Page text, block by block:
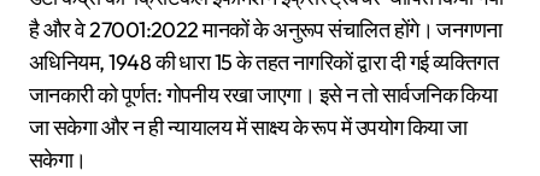
है और वे 27001:2022 मानकों के अनुरूप संचालित होंगे। जनगणना
अधिनियम, 1948 की धारा 15 के तहत नागरिकों द्वारा दी गई व्यक्तिगत
जानकारी को पूर्णत: गोपनीय रखा जाएगा। इसे न तो सार्वजनिक किया
जा सकेगा और न ही न्यायालय में साक्ष्य के रूप में उपयोग किया जा
सकेगा।